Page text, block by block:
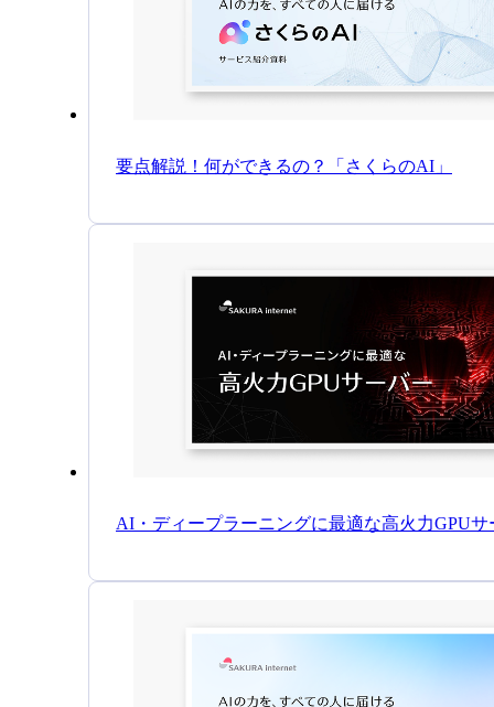
要点解説！何ができるの？「さくらのAI」
AI・ディープラーニングに最適な高火力GPUサ